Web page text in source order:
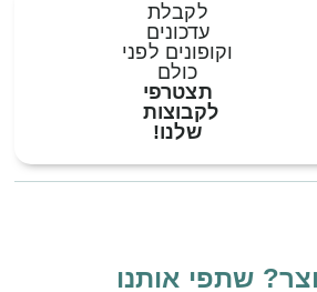
לקבלת
עדכונים
וקופונים לפני
כולם
תצטרפי
לקבוצות
שלנו!
שתפי אותנו